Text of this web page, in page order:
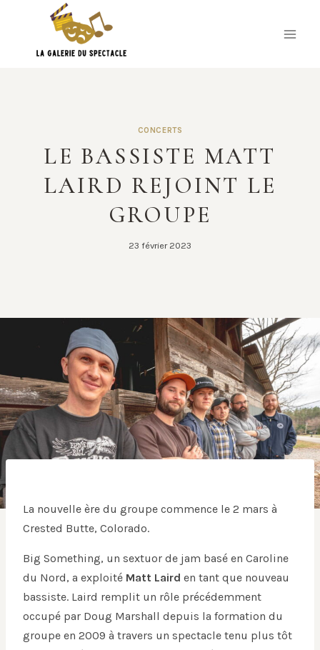
content
CONCERTS
LE BASSISTE MATT
LAIRD REJOINT LE
GROUPE
23 février 2023
La nouvelle ère du groupe commence le 2 mars à
Crested Butte, Colorado.
Big Something, un sextuor de jam basé en Caroline
du Nord, a exploité Matt Laird en tant que nouveau
bassiste. Laird remplit un rôle précédemment
occupé par Doug Marshall depuis la formation du
groupe en 2009 à travers un spectacle tenu plus tôt